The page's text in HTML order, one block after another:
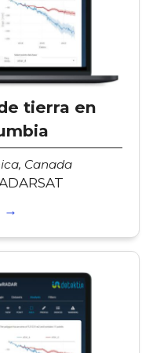
tierra en
Canada
→